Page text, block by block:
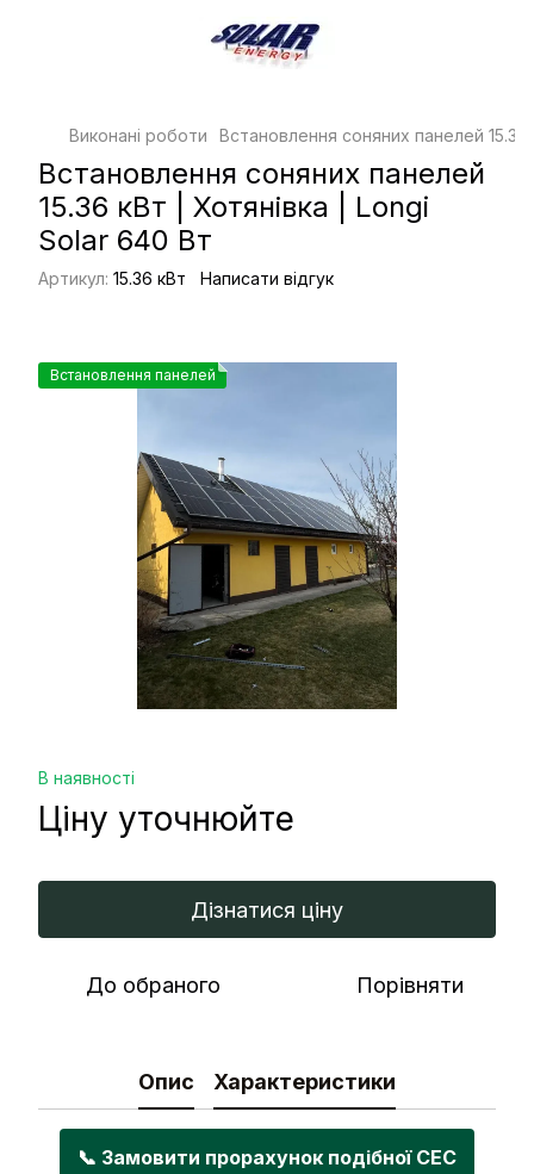
Виконані роботи Встановлення соняних панелей
Встановлення соняних панелей
15.36 кВт | Хотянівка | Longi
Solar 640 Вт
Артикул: 15.36 кВт Написати відгук
Встановлення панелей
В наявності
Ціну уточнюйте
Дізнатися ціну
До обраного Порівняти
Опис Характеристики
📞 Замовити прорахунок подібної СЕС